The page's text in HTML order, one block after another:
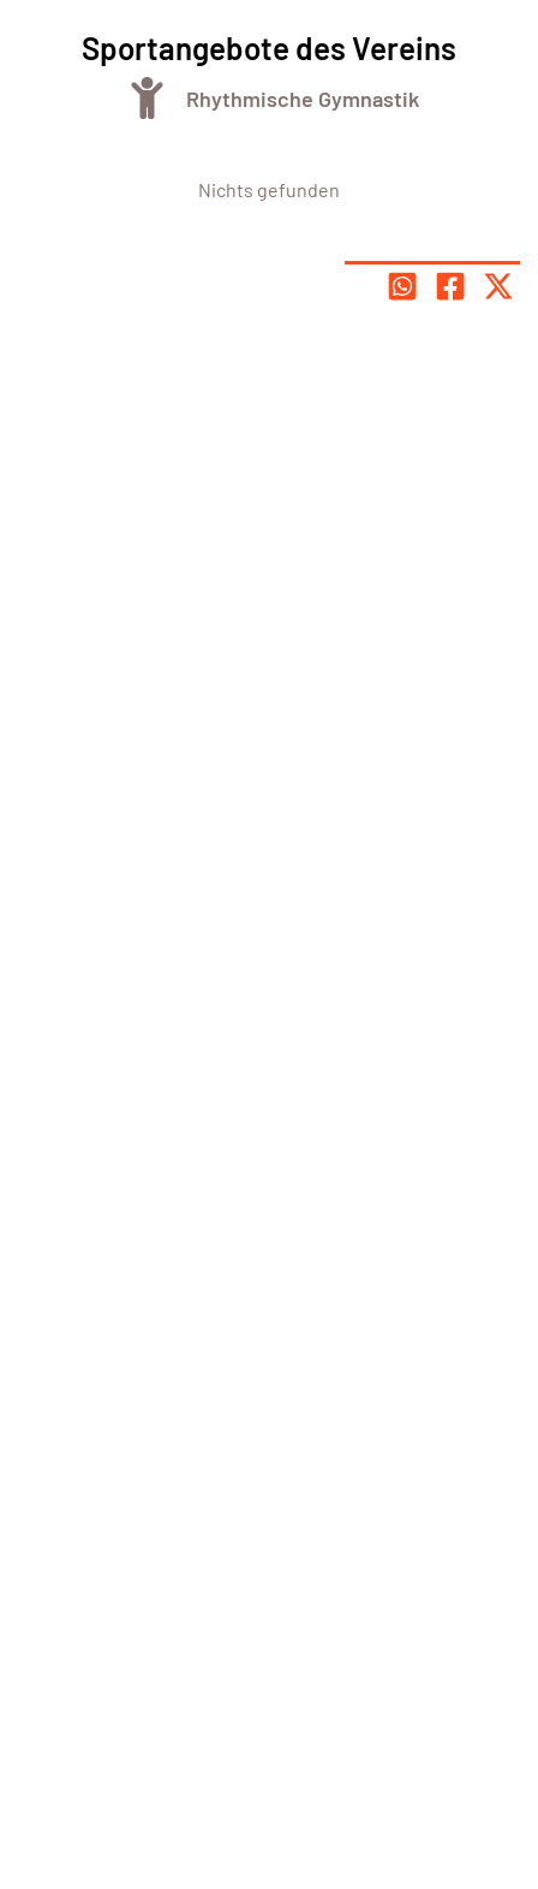
Sportangebote des Vereins
Rhythmische Gymnastik
Nichts gefunden